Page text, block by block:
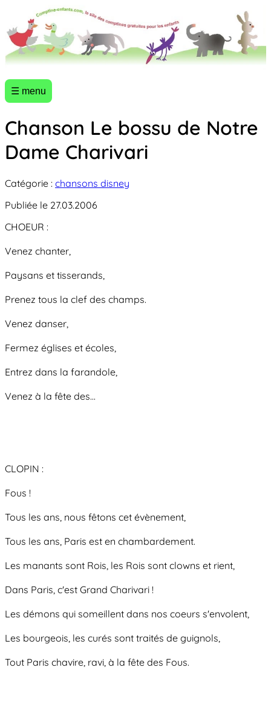
☰ menu
Chanson Le bossu de Notre
Dame Charivari
Catégorie : chansons disney
Publiée le 27.03.2006
CHOEUR :
Venez chanter,
Paysans et tisserands,
Prenez tous la clef des champs.
Venez danser,
Fermez églises et écoles,
Entrez dans la farandole,
Venez à la fête des...
CLOPIN :
Fous !
Tous les ans, nous fêtons cet évènement,
Tous les ans, Paris est en chambardement.
Les manants sont Rois, les Rois sont clowns et rient,
Dans Paris, c'est Grand Charivari !
Les démons qui someillent dans nos coeurs s'envolent,
Les bourgeois, les curés sont traités de guignols,
Tout Paris chavire, ravi, à la fête des Fous.